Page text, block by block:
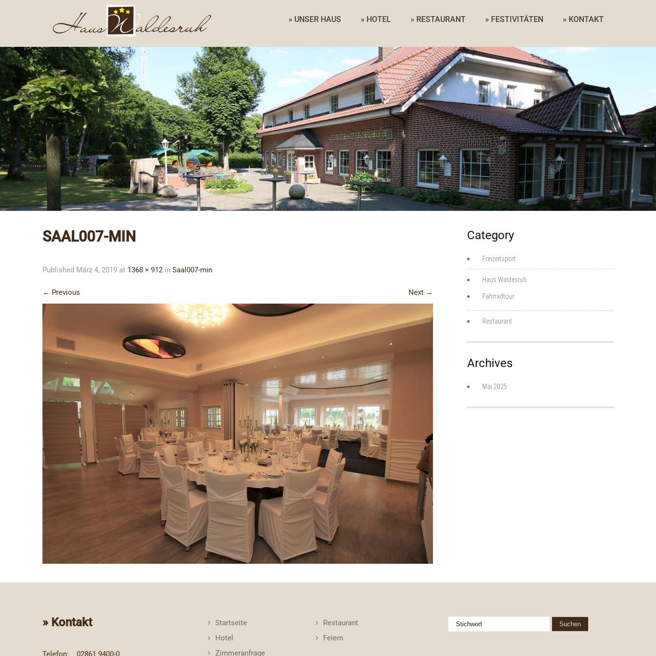
» UNSER HAUS » HOTEL » RESTAURANT » FESTIVITÄTEN » KONTAKT
SAAL007-MIN
Published März 4, 2019 at 1368 × 912 in Saal007-min
← Previous Next →
Category
Freizeitsport
Haus Waldesruh
Fahrradtour
Restaurant
Archives
Mai 2025
» Kontakt
Telefon: 02861 9400-0
Startseite
Hotel
Zimmeranfrage
Restaurant
Feiern